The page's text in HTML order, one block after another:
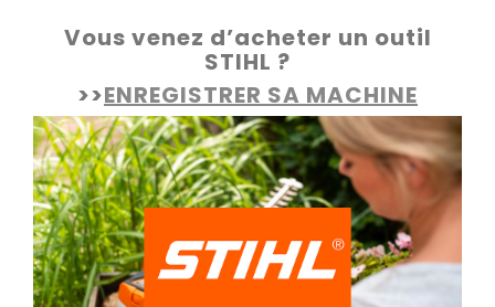
Vous venez d’acheter un outil
STIHL ?
>>ENREGISTRER SA MACHINE